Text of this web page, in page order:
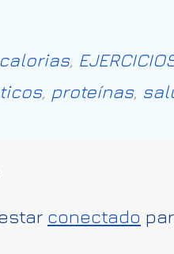
calorias,
, proteínas,
conectado